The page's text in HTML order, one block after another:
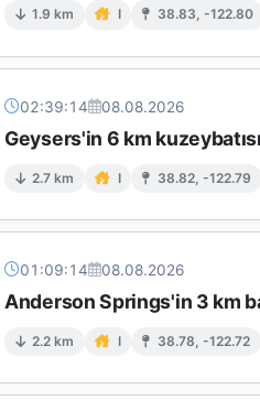
1.9 km I 38.83, -122.80
02:39:14 08.08.2026
Geysers'in 6 km
2.7 km I 38.82, -122.79
01:09:14 08.08.2026
Anderson Springs'in 3 km
2.2 km I 38.78, -122.72